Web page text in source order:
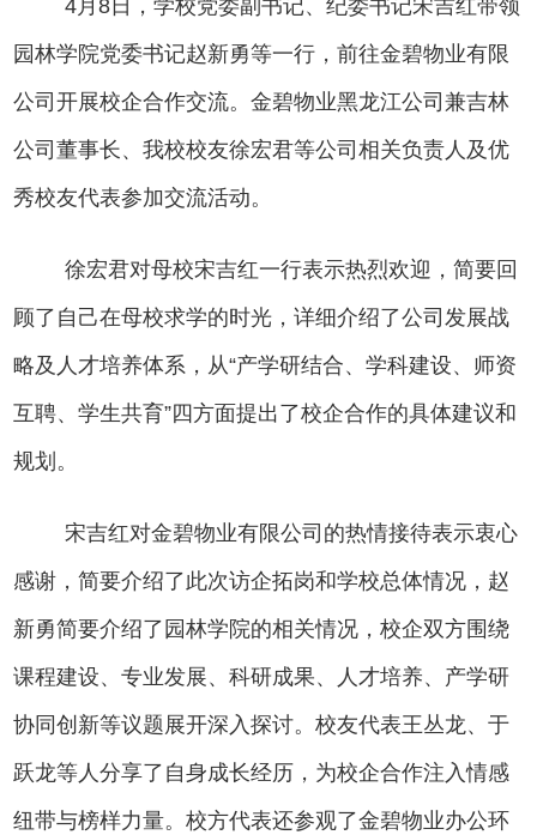
4月8 日，学校党委副书记、纪委书记宋吉红带领
园林学院党委书记赵新勇等一行，前往金碧物业有限
公司开展校企合作交流。金碧物业黑龙江公司兼吉林
公司董事长、我校校友徐宏君等公司相关负责人 及优
秀校友代表参加交流活动。
徐宏君对母校宋吉红一行表示热烈欢迎，简要回
顾了自己在母校求学的时光，详细介绍了公司发展战
略及人才培养体系 ， 从“产学研结合、学科建设、师资
互聘、学生共育”四方面提出了校企合作的具体建议和
规划。
宋吉红对金碧物业有限公司的热情接待表示衷心
感谢，简要介绍了此次访企拓岗和学校总体情况 ， 赵
新勇简要介绍了园林学院的相关情况，校企双方围绕
课程建设、专业发展、科研成果、人才培养、 产学研
协同创新等议题展开深入探讨。校友代表王丛龙、于
跃龙等人分享了自身成长经历，为校企合作注入情感
纽带与榜样力量。校方代表还参观了金碧物业办公环